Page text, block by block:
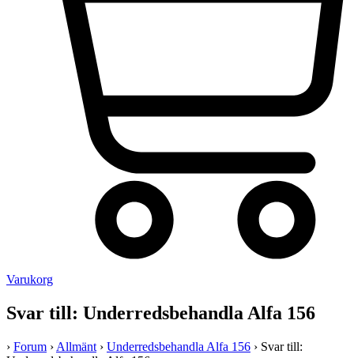
Varukorg
Svar till: Underredsbehandla Alfa 156
› Forum › Allmänt › Underredsbehandla Alfa 156 › Svar till: